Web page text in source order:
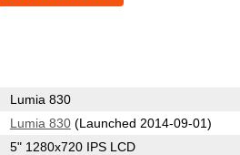
Lumia 830
Lumia 830(Launched 2014-09-01)
5" 1280x720 IPS LCD